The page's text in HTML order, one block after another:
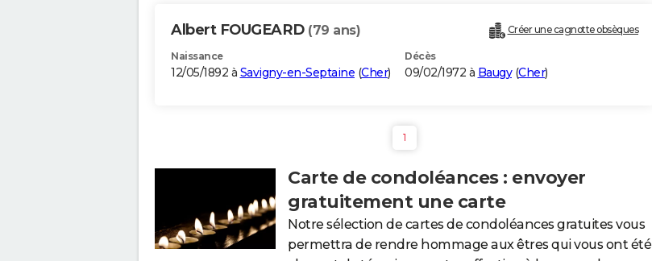
Albert FOUGEARD (79 ans) Créer une cagnotte obsèques
Naissance
12/05/1892 à Savigny-en-Septaine (Cher)
Décès
09/02/1972 à Baugy(Cher)
1
Carte de condoléances : envoyer
gratuitement une carte
Notre sélection de cartes de condoléances gratuites vous
permettra de rendre hommage aux êtres qui vous ont été